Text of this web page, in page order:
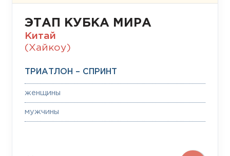
ЭТАП КУБКА МИРА
Китай
(Хайкоу)
ТРИАТЛОН – СПРИНТ
женщины
мужчины